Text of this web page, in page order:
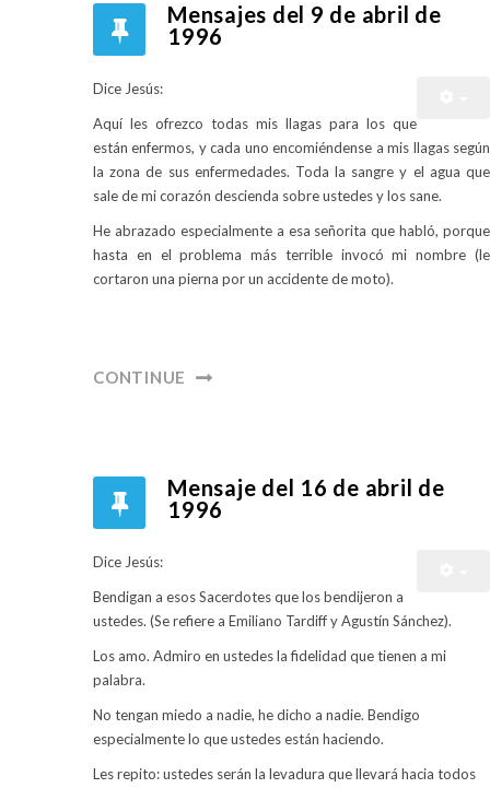
Mensajes del 9 de abril de
1996
Dice Jesús:
Aquí les ofrezco todas mis llagas para los que
están enfermos, y cada uno encomiéndense a mis llagas según
la zona de sus enfermedades. Toda la sangre y el agua que
sale de mi corazón descienda sobre ustedes y los sane.
He abrazado especialmente a esa señorita que habló, porque
hasta en el problema más terrible invocó mi nombre (le
cortaron una pierna por un accidente de moto).
CONTINUE
Mensaje del 16 de abril de
1996
Dice Jesús:
Bendigan a esos Sacerdotes que los bendijeron a
ustedes. (Se refiere a Emiliano Tardiff y Agustín Sánchez).
Los amo. Admiro en ustedes la fidelidad que tienen a mi
palabra.
No tengan miedo a nadie, he dicho a nadie. Bendigo
especialmente lo que ustedes están haciendo.
Les repito: ustedes serán la levadura que llevará hacia todos